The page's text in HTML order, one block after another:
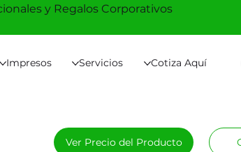
Impresos Servicios Cotiza Aquí
y Regalos Corporativos
Ver Precio del Producto